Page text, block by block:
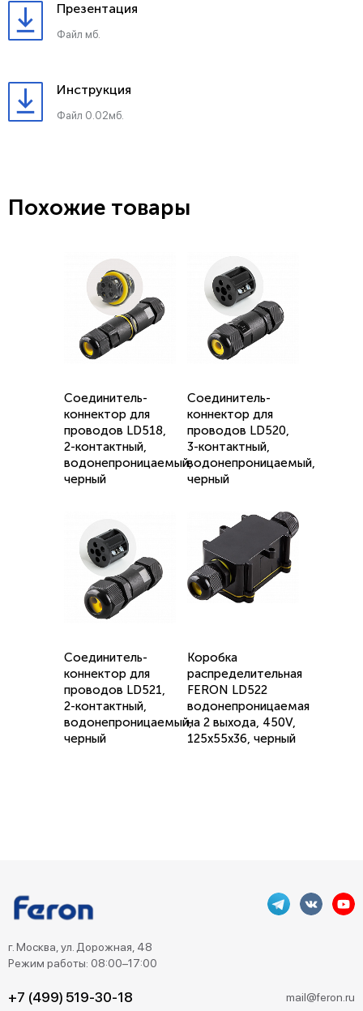
Презентация
Файл мб.
Инструкция
Файл 0.02мб.
Похожие товары
Соединитель-
коннектор для
проводов LD518,
2-контактный,
водонепроницаемый,
черный
Соединитель-
коннектор для
проводов LD520,
3-контактный,
водонепроницаемый,
черный
Соединитель-
коннектор для
проводов LD521,
2-контактный,
водонепроницаемый,
черный
Коробка
распределительная
FERON LD522
водонепроницаемая
на 2 выхода, 450V,
125x55x36, черный
г. Москва, ул. Дорожная, 48
Режим работы: 08:00–17:00
+7 (499) 519-30-18 mail@feron.ru